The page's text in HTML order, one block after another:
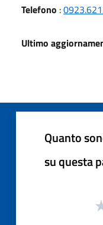
Telefono :
Ultimo
Quanto
su questa